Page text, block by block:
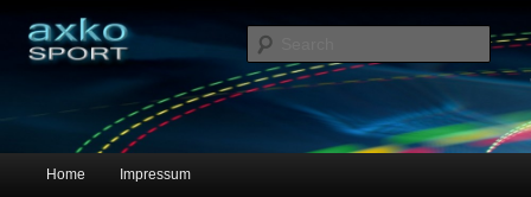
axko-sport – Sportschuhe online
Main menu
Skip to primary content
Skip to secondary content
Home Impressum